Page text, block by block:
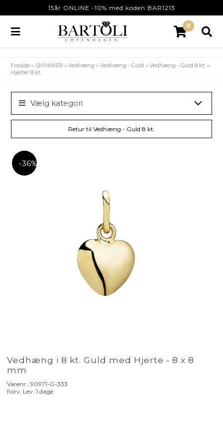
15år ONLINE -10% med koden BAR1213
0
Forside » SMYKKER »Vedhæng »Vedhæng - Guld »Vedhæng - Guld 8 kt.»
Hjerter 8 kt.
Vælg kategori
Retur til Vedhæng - Guld 8 kt.
-36%
Vedhæng i 8 kt. Guld med Hjerte - 8 x 8
mm
Varenr.:90971-G-333
Forv. Lev. 1 dage